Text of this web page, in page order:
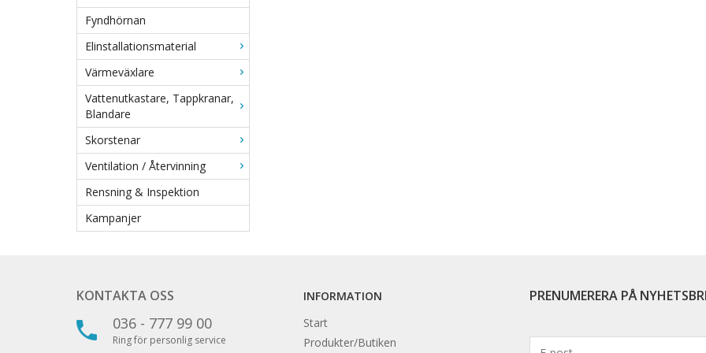
Fyndhörnan
Elinstallationsmaterial
Värmeväxlare
Vattenutkastare, Tappkranar,
Blandare
Skorstenar
Ventilation / Återvinning
Rensning & Inspektion
Kampanjer
KONTAKTA OSS
036 - 777 99 00
Ring för personlig service
INFORMATION
Start
Produkter/Butiken
PRENUMERERA PÅ